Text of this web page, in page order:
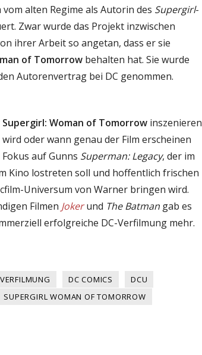
vom alten Regime als Autorin des Supergirl-
Zwar wurde das Projekt inzwischen
ihrer Arbeit so angetan, dass er sie
of Tomorrow behalten hat. Sie wurde
Autorenvertrag bei DC genommen.
Supergirl: Woman of Tomorrow inszenieren
oder wann genau der Film erscheinen
auf Gunns Superman: Legacy, der im
Kino lostreten soll und hoffentlich frischen
Universum von Warner bringen wird.
Filmen Jokerund The Batman gab es
erfolgreiche DC-Verfilmung mehr.
DC COMICS
DCU
SUPERGIRL WOMAN OF TOMORROW